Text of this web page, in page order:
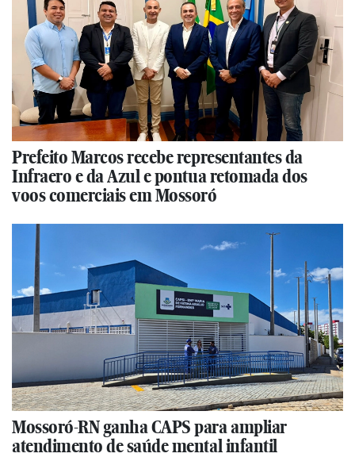
Prefeito Marcos recebe representantes da
Infraero e da Azul e pontua retomada dos
voos comerciais em Mossoró
Mossoró-RN ganha CAPS para ampliar
atendimento de saúde mental infantil